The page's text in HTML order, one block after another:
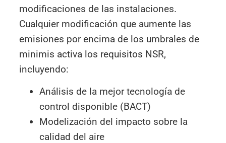
modificaciones de las instalaciones.
Cualquier modificación que aumente las
emisiones por encima de los umbrales de
minimis activa los requisitos NSR,
incluyendo:
Análisis de la mejor tecnología de
control disponible (BACT)
Modelización del impacto sobre la
calidad del aire